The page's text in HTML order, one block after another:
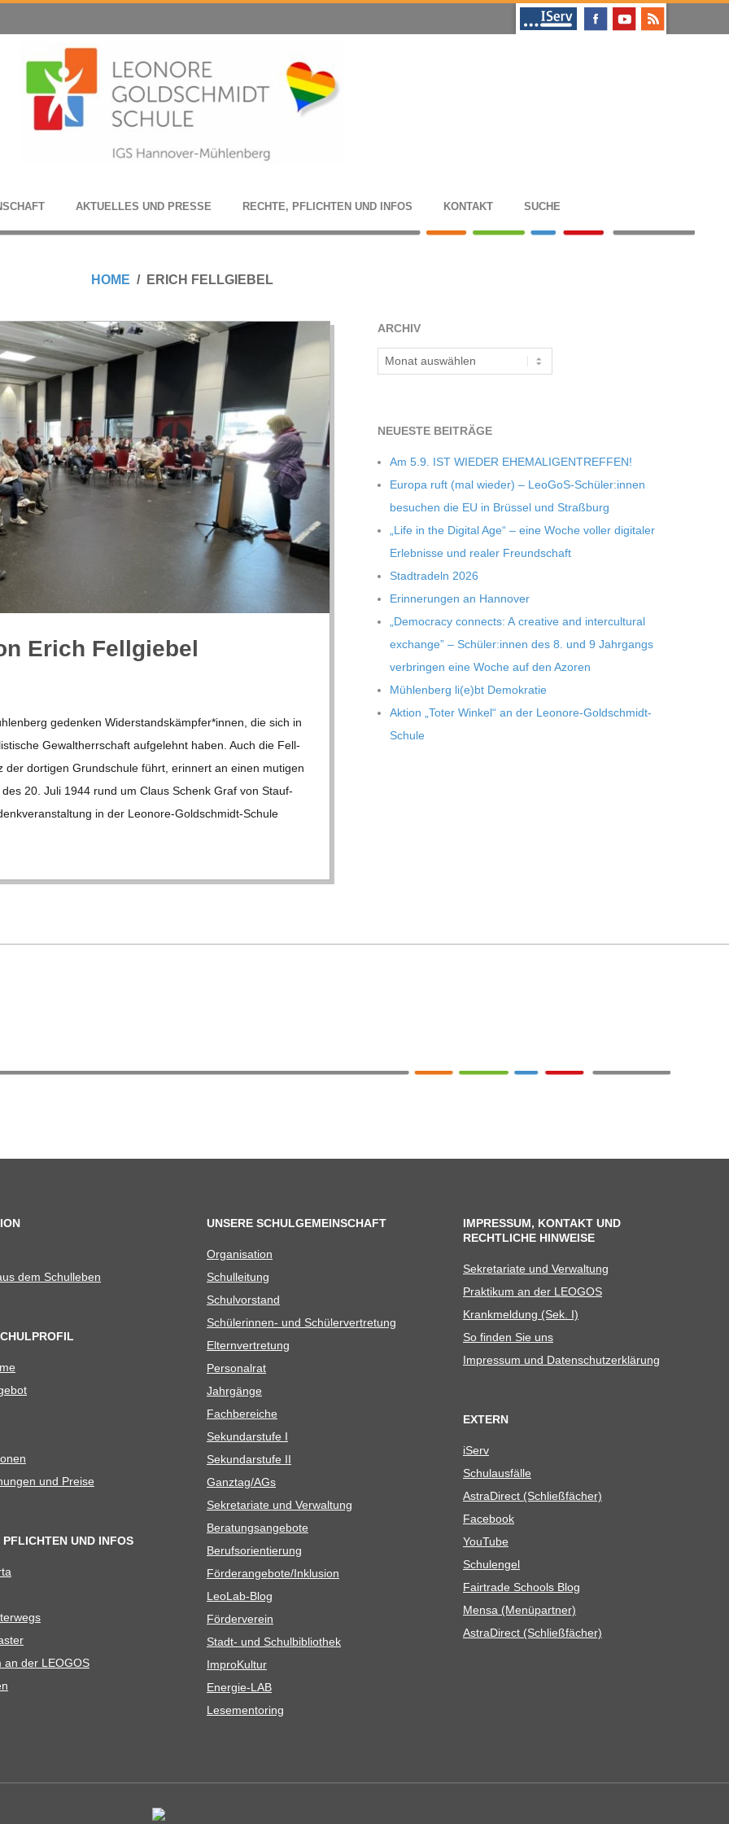
AKTU­EL­LES UND PRESSE RECHTE, PFLICH­TEN UND INFOS KON­TAKT SUCHE
HOME ERICH FELLGIEBEL
Erich Fellgiebel
geden­ken Widerstandskämpfer*innen, die sich in
Gewalt­herr­schaft auf­ge­lehnt haben. Auch die Fell­
dor­ti­gen Grund­schule führt, erin­nert an einen muti­gen
20. Juli 1944 rund um Claus Schenk Graf von Stauf­
in der Leo­­nore-Gol­d­­schmidt-Schule
ARCHIV
Archiv
NEU­ESTE BEITRÄGE
Am 5.9. IST WIEDER EHEMALIGENTREFFEN!
Europa ruft (mal wie­der) – LeoGoS-Schüler:innen
besu­chen die EU in Brüs­sel und Straßburg
„Life in the Digi­tal Age“ – eine Woche vol­ler digi­ta­ler
Erleb­nisse und rea­ler Freundschaft
Stadt­ra­deln 2026
Erin­ne­run­gen an Hannover
„Demo­cracy con­nects: A crea­tive and inter­cul­tu­ral
exch­ange” – Schüler:innen des 8. und 9 Jahr­gangs
ver­brin­gen eine Woche auf den Azoren
Müh­len­berg li(e)bt Demokratie
Aktion „Toter Win­kel“ an der Leonore-Goldschmidt-
Schule
dem Schulleben
und Preise
PFLICHTEN UND INFOS
an der LEOGOS
UNSERE SCHULGEMEINSCHAFT
Orga­ni­sa­tion
Schul­lei­tung
Schul­vor­stand
Schü­le­rin­nen- und Schülervertretung
Eltern­ver­tre­tung
Per­so­nal­rat
Jahr­gänge
Fach­be­rei­che
Sekun­dar­stufe I
Sekun­dar­stufe II
Ganztag/​​AGs
Sekre­ta­riate und Verwaltung
Bera­tungs­an­ge­bote
Berufs­ori­en­tie­rung
Förderangebote/​​Inklusion
Leo­Lab-Blog
För­der­ver­ein
Stadt- und Schulbibliothek
Impro­Kul­tur
Ener­­gie-LAB
Lese­men­to­ring
IMPRESSUM, KONTAKT UND
RECHTLICHE HINWEISE
Sekre­ta­riate und Verwaltung
Prak­ti­kum an der LEOGOS
Krank­mel­dung (Sek. I)
So fin­den Sie uns
Impres­sum und Datenschutzerklärung
EXTERN
iServ
Schul­aus­fälle
Astra­Di­rect (Schließ­fä­cher)
Face­book
You­Tube
Schul­en­gel
Fair­trade Schools Blog
Mensa (Menü­part­ner)
Astra­Di­rect (Schließ­fä­cher)